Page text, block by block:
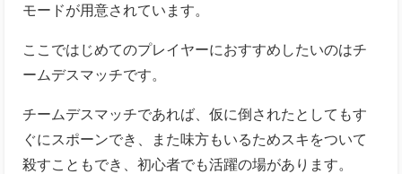
モードが用意されています。
ここではじめてのプレイヤーにおすすめしたいのはチ
ームデスマッチです。
チームデスマッチであれば、仮に倒されたとしてもす
ぐにスポーンでき、また味方もいるためスキをついて
殺すこともでき、初心者でも活躍の場があります。